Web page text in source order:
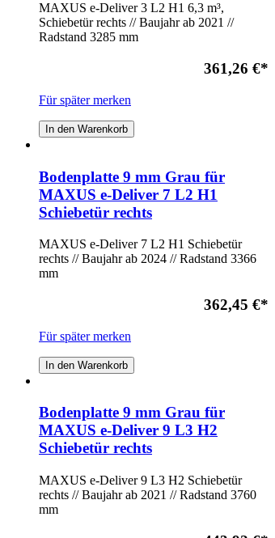
MAXUS e-Deliver 3 L2 H1 6,3 m³,
Schiebetür rechts // Baujahr ab 2021 //
Radstand 3285 mm
361,26 €*
Für später merken
In den Warenkorb
Bodenplatte 9 mm Grau für
MAXUS e-Deliver 7 L2 H1
Schiebetür rechts
MAXUS e-Deliver 7 L2 H1 Schiebetür
rechts // Baujahr ab 2024 // Radstand 3366
mm
362,45 €*
Für später merken
In den Warenkorb
Bodenplatte 9 mm Grau für
MAXUS e-Deliver 9 L3 H2
Schiebetür rechts
MAXUS e-Deliver 9 L3 H2 Schiebetür
rechts // Baujahr ab 2021 // Radstand 3760
mm